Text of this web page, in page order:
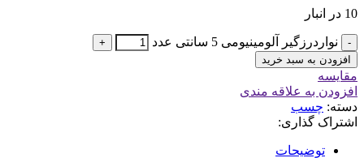
10 در انبار
- نواردرزگیر آلومینیومی 5 سانتی عدد
+
افزودن به سبد خرید
مقايسه
افزودن به علاقه مندی
دسته: چسب
اشتراک گذاری:
توضیحات